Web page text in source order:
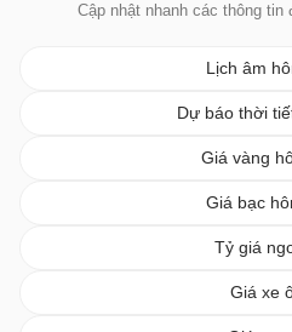
Cập nhật nhanh các thông
Lịch âm
Dự báo thời
Giá vàng
Giá bạc
Tỷ giá
Giá xe